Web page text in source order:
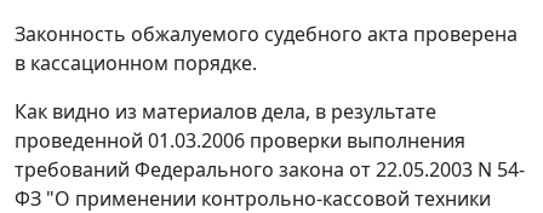
Законность обжалуемого судебного акта проверена
в кассационном порядке.
Как видно из материалов дела, в результате
проведенной 01.03.2006 проверки выполнения
требований Федерального закона от 22.05.2003 N 54-
ФЗ "О применении контрольно-кассовой техники